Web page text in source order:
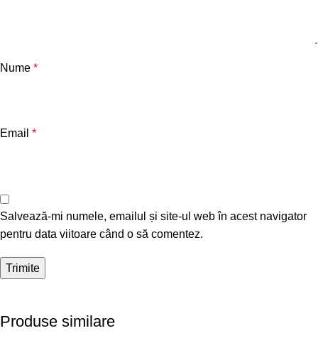
Nume *
Email *
Salvează-mi numele, emailul și site-ul web în acest navigator
pentru data viitoare când o să comentez.
Produse similare